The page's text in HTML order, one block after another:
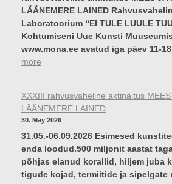
K
LÄÄNEMERE LAINED
Laboratoorium “EI TULE LUULE
Kohtumiseni Uue Kunsti
www.mona.ee avatud iga päev 11-
more
V
I
S
E
D
L
A
XXXIII rahvusvaheline aktinäitus
LÄÄNEMERE LAINED
30. May 2026
31.05.-06.09.2026 Esimesed
enda loodud.500 miljonit aastat
põhjas elanud korallid, hiljem juba
tigude kojad, termiitide ja sipelgate